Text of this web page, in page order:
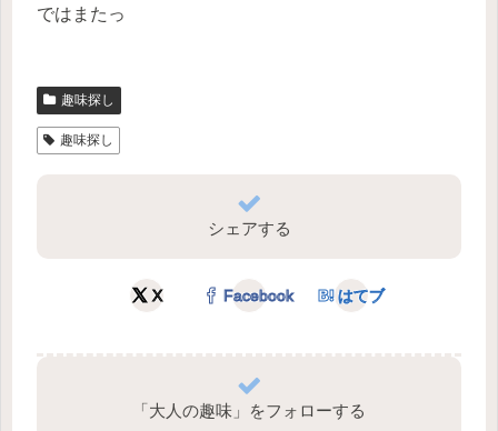
ではまたっ
趣味探し
趣味探し
シェアする
X Facebook はてブ
「大人の趣味」をフォローする